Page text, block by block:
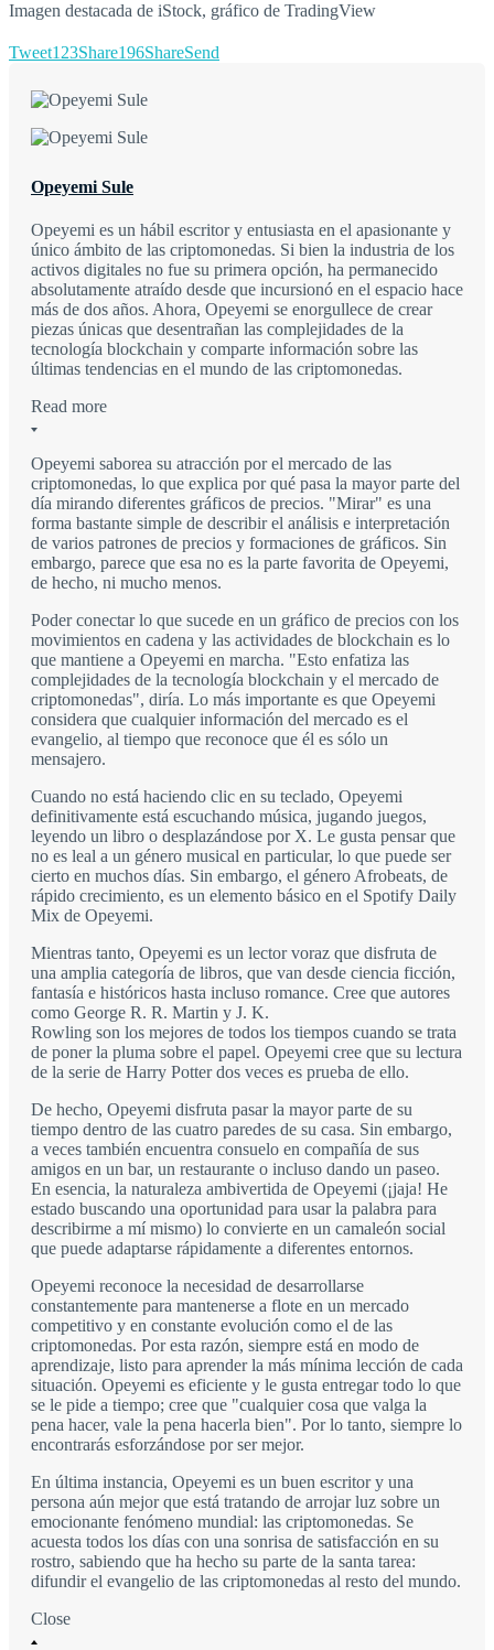
Imagen destacada de iStock, gráfico de TradingView
Tweet123Share196ShareSend
Opeyemi Sule
Opeyemi es un hábil escritor y entusiasta en el apasionante y
único ámbito de las criptomonedas. Si bien la industria de los
activos digitales no fue su primera opción, ha permanecido
absolutamente atraído desde que incursionó en el espacio hace
más de dos años. Ahora, Opeyemi se enorgullece de crear
piezas únicas que desentrañan las complejidades de la
tecnología blockchain y comparte información sobre las
últimas tendencias en el mundo de las criptomonedas.
Read more
Opeyemi saborea su atracción por el mercado de las
criptomonedas, lo que explica por qué pasa la mayor parte del
día mirando diferentes gráficos de precios. "Mirar" es una
forma bastante simple de describir el análisis e interpretación
de varios patrones de precios y formaciones de gráficos. Sin
embargo, parece que esa no es la parte favorita de Opeyemi,
de hecho, ni mucho menos.
Poder conectar lo que sucede en un gráfico de precios con los
movimientos en cadena y las actividades de blockchain es lo
que mantiene a Opeyemi en marcha. "Esto enfatiza las
complejidades de la tecnología blockchain y el mercado de
criptomonedas", diría. Lo más importante es que Opeyemi
considera que cualquier información del mercado es el
evangelio, al tiempo que reconoce que él es sólo un
mensajero.
Cuando no está haciendo clic en su teclado, Opeyemi
definitivamente está escuchando música, jugando juegos,
leyendo un libro o desplazándose por X. Le gusta pensar que
no es leal a un género musical en particular, lo que puede ser
cierto en muchos días. Sin embargo, el género Afrobeats, de
rápido crecimiento, es un elemento básico en el Spotify Daily
Mix de Opeyemi.
Mientras tanto, Opeyemi es un lector voraz que disfruta de
una amplia categoría de libros, que van desde ciencia ficción,
fantasía e históricos hasta incluso romance. Cree que autores
como George R. R. Martin y J. K.
Rowling son los mejores de todos los tiempos cuando se trata
de poner la pluma sobre el papel. Opeyemi cree que su lectura
de la serie de Harry Potter dos veces es prueba de ello.
De hecho, Opeyemi disfruta pasar la mayor parte de su
tiempo dentro de las cuatro paredes de su casa. Sin embargo,
a veces también encuentra consuelo en compañía de sus
amigos en un bar, un restaurante o incluso dando un paseo.
En esencia, la naturaleza ambivertida de Opeyemi (¡jaja! He
estado buscando una oportunidad para usar la palabra para
describirme a mí mismo) lo convierte en un camaleón social
que puede adaptarse rápidamente a diferentes entornos.
Opeyemi reconoce la necesidad de desarrollarse
constantemente para mantenerse a flote en un mercado
competitivo y en constante evolución como el de las
criptomonedas. Por esta razón, siempre está en modo de
aprendizaje, listo para aprender la más mínima lección de cada
situación. Opeyemi es eficiente y le gusta entregar todo lo que
se le pide a tiempo; cree que "cualquier cosa que valga la
pena hacer, vale la pena hacerla bien". Por lo tanto, siempre lo
encontrarás esforzándose por ser mejor.
En última instancia, Opeyemi es un buen escritor y una
persona aún mejor que está tratando de arrojar luz sobre un
emocionante fenómeno mundial: las criptomonedas. Se
acuesta todos los días con una sonrisa de satisfacción en su
rostro, sabiendo que ha hecho su parte de la santa tarea:
difundir el evangelio de las criptomonedas al resto del mundo.
Close